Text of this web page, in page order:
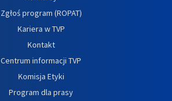
Zgłoś program (ROPAT)
Kariera w TVP
Kontakt
Centrum informacji TVP
Komisja Etyki
Program dla prasy